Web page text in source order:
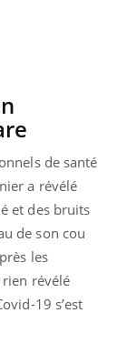
de santé
a révélé
et des bruits
de son cou
les
révélé
19 s’est